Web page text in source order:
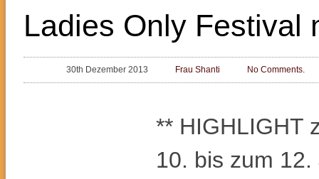
Ladies Only Festival
30th Dezember 2013 Frau Shanti No Comments.
** HIGHLIGHT
10. bis zum